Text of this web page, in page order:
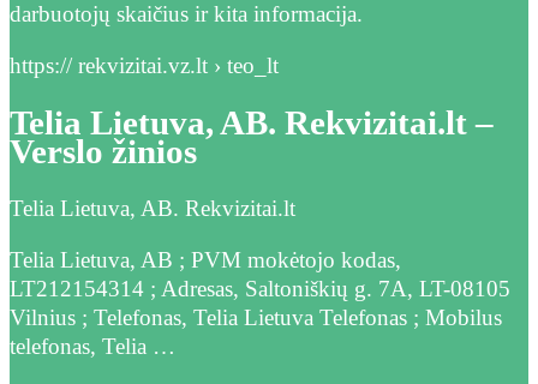
darbuotojų skaičius ir kita informacija.
https:// rekvizitai.vz.lt › teo_lt
Telia Lietuva, AB. Rekvizitai.lt –
Verslo žinios
Telia Lietuva, AB. Rekvizitai.lt
Telia Lietuva, AB ; PVM mokėtojo kodas,
LT212154314 ; Adresas, Saltoniškių g. 7A, LT-08105
Vilnius ; Telefonas, Telia Lietuva Telefonas ; Mobilus
telefonas, Telia …